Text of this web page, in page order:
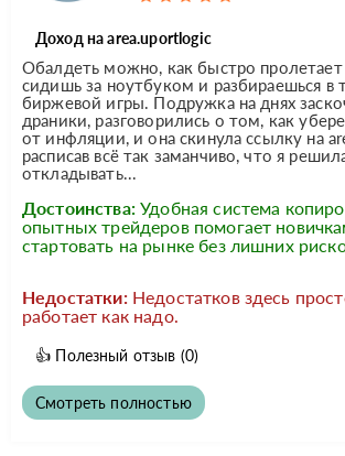
Доход на area.uportlogic
Обалдеть можно, как быстро пролетает
сидишь за ноутбуком и разбираешься в
биржевой игры. Подружка на днях
драники, разговорились о том, как
от инфляции, и она скинула ссылку на
расписав всё так заманчиво, что я
откладывать...
Достоинства: Удобная система
опытных трейдеров помогает
стартовать на рынке без лишних
Недостатки: Недостатков здесь
работает как надо.
👍 Полезный отзыв (0)
Смотреть полностью